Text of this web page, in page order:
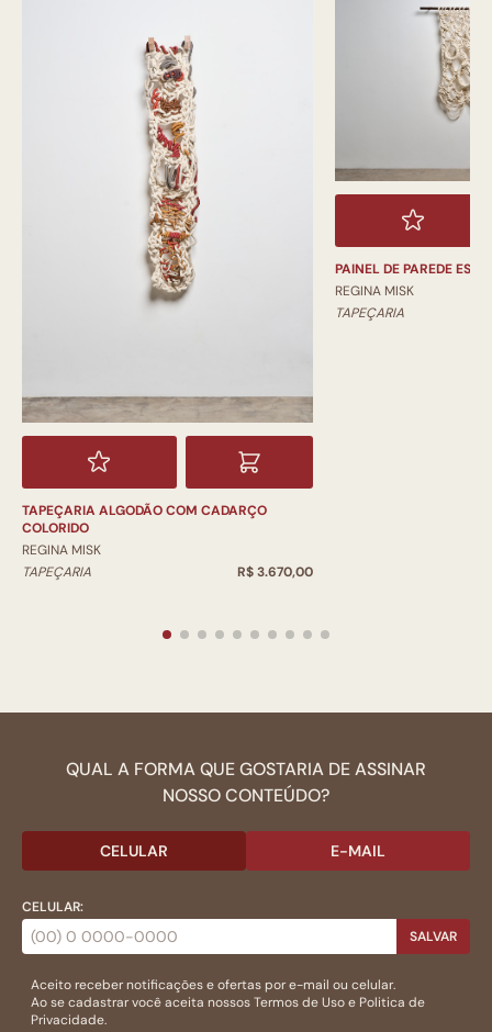
TAPEÇARIA ALGODÃO COM CADARÇO
COLORIDO
REGINA MISK
TAPEÇARIA
R$ 3.670,00
PAINEL DE PAREDE
REGINA MISK
TAPEÇARIA
QUAL A FORMA QUE GOSTARIA DE ASSINAR
NOSSO CONTEÚDO?
CELULAR E-MAIL
CELULAR:
SALVAR
Aceito receber notificações e ofertas por e-mail ou celular.
Ao se cadastrar você aceita nossosTermos de Usoe Politica de
Privacidade.